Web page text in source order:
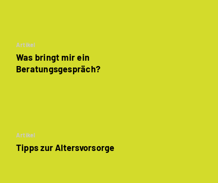
Artikel
Was bringt mir ein
Beratungsgespräch?
Artikel
Tipps zur Altersvorsorge